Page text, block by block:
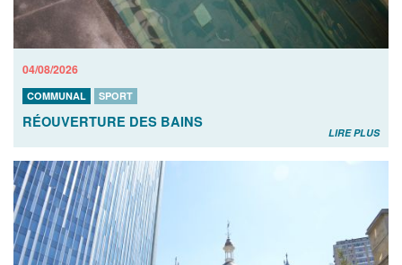
04/08/2026
COMMUNAL SPORT
RÉOUVERTURE DES BAINS
LIRE PLUS